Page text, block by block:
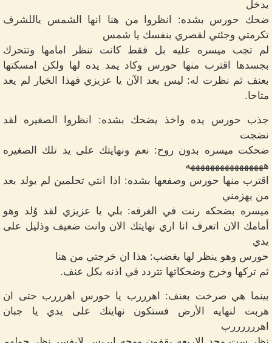
يدخل
ضحك حورس بشده: انظروا من هنا انها الشمس ياللشرف
تكرمتي وجئتي لقصري بنفسك يا شمس
لم تجب ميسره عليه بل فقط كانت تنظر امامها وتتحرك
بجسدها اقترب منها حورس وكاد يمد يده لها ولكن امسكتها
بعنف ثم نظرت له: ليس بعد الآن يا عزيزي فهذا الخيار لم يعد
متاحا.
جذب حورس يده واخذ يضحك بشده: انظروا الصغيره لقد
نضجت
ضحكت ميسره بدون روح: نعم ونهايتك على يد تلك الصغيره
ههههههههههههههههه
اقترب منها حورس وصفعها بشده: اذا انتي تحلمين لم يولد بعد
من يهزمني
ميسره بضحكه رنت في الغرفه: بلي يا عزيزي لقد وُلد وهو
أمامك الان اتعرف انا اري نهايتك الان وانت ضعيف وذليل على
يدي
حورس وهو ينظر لها بغضب: هذا ان خرجتي من هنا
ثم تركها وخرج وضحكاتها تتردد في اذنه بكل عنف.
بينما هي صرخت بعنف: اهرررب يا حورس اهرررب حتى ان
هربت لنهايه الأرض فستكون نهايتك على يدي يا جبان
اهررررررب